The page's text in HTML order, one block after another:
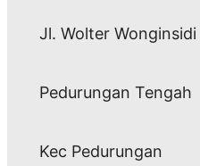
Jl. Wolter
Pedurungan Tengah
Kec Pedurungan